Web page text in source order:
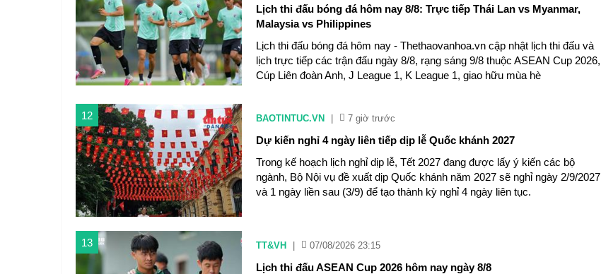
Lịch thi đấu bóng đá hôm nay 8/8: Trực tiếp Thái Lan vs Myanmar,
Malaysia vs Philippines
Lịch thi đấu bóng đá hôm nay - Thethaovanhoa.vn cập nhật lịch thi đấu và
lịch trực tiếp các trận đấu ngày 8/8, rạng sáng 9/8 thuộc ASEAN Cup 2026,
Cúp Liên đoàn Anh, J League 1, K League 1, giao hữu mùa hè
12 BAOTINTUC.VN 7 giờ trước
Dự kiến nghỉ 4 ngày liên tiếp dịp lễ Quốc khánh 2027
Trong kế hoạch lịch nghỉ dịp lễ, Tết 2027 đang được lấy ý kiến các bộ
ngành, Bộ Nội vụ đề xuất dịp Quốc khánh năm 2027 sẽ nghỉ ngày 2/9/2027
và 1 ngày liền sau (3/9) để tạo thành kỳ nghỉ 4 ngày liên tục.
13 TT&VH 07/08/2026 23:15
Lịch thi đấu ASEAN Cup 2026 hôm nay ngày 8/8